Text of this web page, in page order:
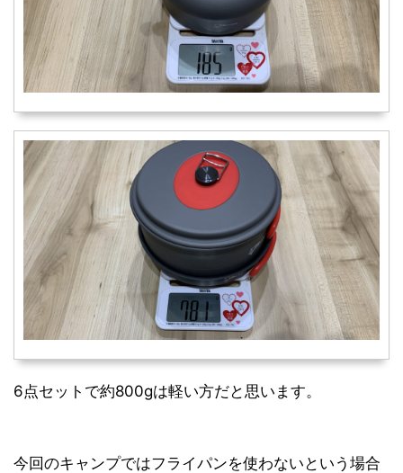
6点セットで約800gは軽い方だと思います。
今回のキャンプではフライパンを使わないという場合